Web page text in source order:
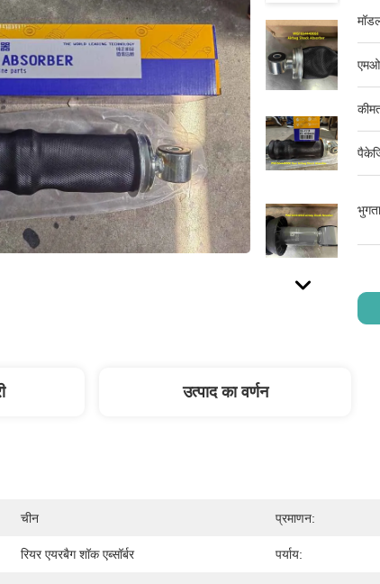
उत्पाद का वर्णन
चीन प्रमाणन:
रियर एयरबैग शॉक एब्सॉर्बर पर्याय: